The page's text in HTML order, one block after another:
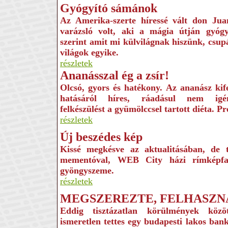
Gyógyító sámánok
Az Amerika-szerte híressé vált don
varázsló volt, aki a mágia útján
szerint amit mi külvilágnak hiszünk,
világok egyike.
részletek
Ananásszal ég a zsír!
Olcsó, gyors és hatékony. Az ananász
hatásáról híres, ráadásul nem
felkészülést a gyümölccsel tartott diéta.
részletek
Új beszédes kép
Kissé megkésve az aktualitásában, de
mementóval, WEB City házi
gyöngyszeme.
részletek
MEGSZEREZTE,
Eddig tisztázatlan körülmények
ismeretlen tettes egy budapesti lakos